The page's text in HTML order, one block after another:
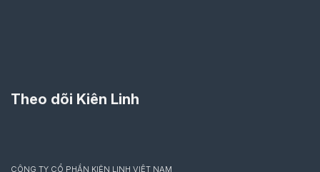
Theo dõi Kiên Linh
CÔNG TY CỔ PHẦN KIÊN LINH VIỆT NAM